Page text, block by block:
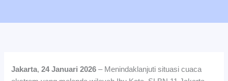
Jakarta,24 Januari 2026 – Menindaklanjuti situasi cuaca